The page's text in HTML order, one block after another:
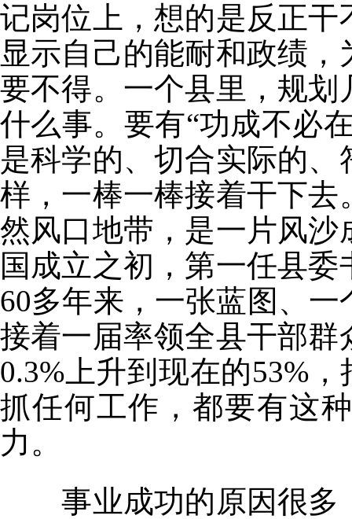
记岗位上，想的是反正
显示自己的能耐和政绩
要不得。一个县里，规
什么事。要有“功成不必
是科学的、切合实际的
样，一棒一棒接着干下
然风口地带，是一片风
国成立之初，第一任县
60多年来，一张蓝图、
接着一届率领全县干部
0.3%上升到现在的53%
抓任何工作，都要有这
力。
事业成功的原因很多